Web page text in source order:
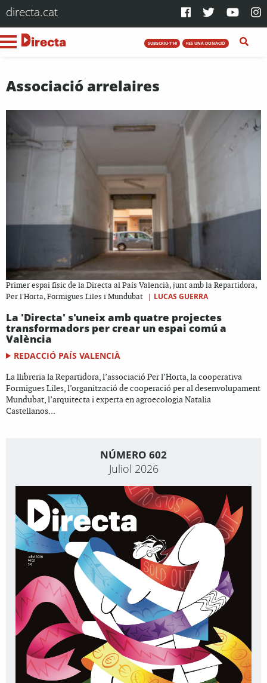
directa.cat
SUBSCRIU-T'HI FES UNA DONACIÓ
Associació arrelaires
Primer espai físic de la Directa al País Valencià, junt amb la Repartidora,
Per l'Horta, Formigues Liles i Mundubat
| LUCAS GUERRA
La 'Directa' s'uneix amb quatre projectes
transformadors per crear un espai comú a
València
REDACCIÓ PAÍS VALENCIÀ
La llibreria la Repartidora, l’associació Per l’Horta, la cooperativa
Formigues Liles, l’organització de cooperació per al desenvolupament
Mundubat, l’arquitecta i experta en agroecologia Natalia
Castellanos...
NÚMERO 602
Juliol 2026